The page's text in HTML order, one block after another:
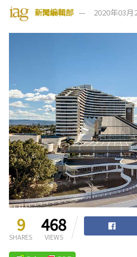
新聞編輯部 2020年03月
9
SHARES
468
VIEWS